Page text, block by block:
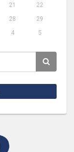
21
22
28
29
4 5